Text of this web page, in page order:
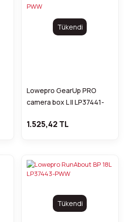
Tükendi
Lowepro GearUp PRO
camera box L II LP37441-
1.525,42 TL
Tükendi